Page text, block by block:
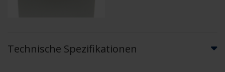
Technische Spezifikationen